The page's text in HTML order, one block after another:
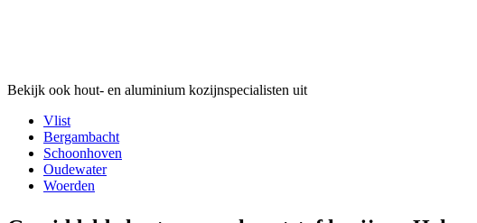
Bekijk ook hout- en aluminium kozijnspecialisten uit
Vlist
Bergambacht
Schoonhoven
Oudewater
Woerden